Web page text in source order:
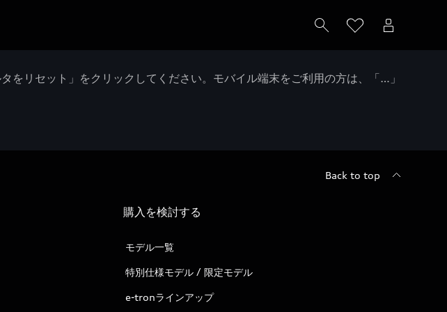
リセット」をクリックしてください。モバイル端末をご利用の方は、「…」
Back to top
購入を検討する
モデル一覧
特別仕様モデル / 限定モデル
e-tronラインアップ